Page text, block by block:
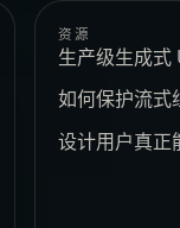
资源
生产级生成式
如何保护流式
设计用户真正